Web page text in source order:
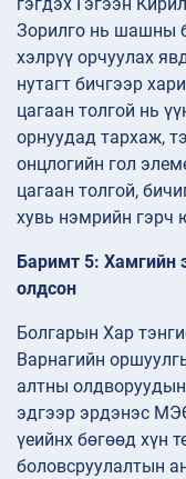
гэгдэх Гэгээн
Зорилго нь шашны
хэлрүү орчуулах
нутагт бичгээр
цагаан толгой нь
орнуудад тархаж,
онцлогийн гол
цагаан толгой,
хувь нэмрийн гэрч
Баримт 5: Хамгийн
олдсон
Болгарын Хар
Варнагийн
алтны
эдгээр эрдэнэс
үеийнх бөгөөд хүн
боловсруулалтын